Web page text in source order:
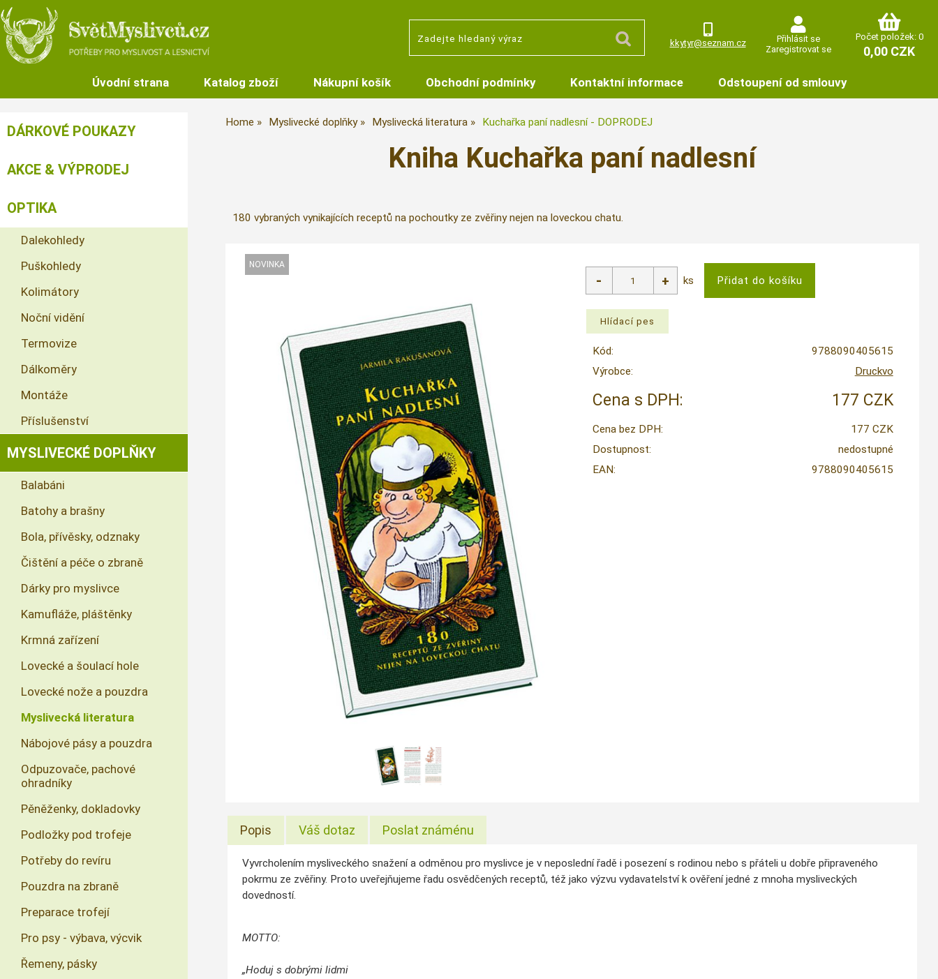
kkytyr@seznam.cz
Přihlásit se
Zaregistrovat se
Počet položek: 0
0,00 CZK
Úvodní strana Katalog zboží Nákupní košík Obchodní podmínky Kontaktní informace Odstoupení od smlouvy
Home Myslivecké doplňky Myslivecká literatura Kuchařka paní nadlesní - DOPRODEJ
Kniha Kuchařka paní nadlesní
180 vybraných vynikajících receptů na pochoutky ze zvěřiny nejen na loveckou chatu.
ks
Kód:
9788090405615
Výrobce:
Druckvo
Cena s DPH: 177 CZK
Cena bez DPH:
177 CZK
Dostupnost:
nedostupné
EAN:
9788090405615
Popis Váš dotaz Poslat známénu
Vyvrcholením mysliveckého snažení a odměnou pro myslivce je v neposlední řadě i posezení s rodinou nebo s přáteli u dobře připraveného
pokrmu ze zvěřiny. Proto uveřejňujeme řadu osvědčených receptů, též jako výzvu vydavatelství k ověření jedné z mnoha mysliveckých
dovedností.
MOTTO:
„Hoduj s dobrými lidmi
DÁRKOVÉ POUKAZY
AKCE & VÝPRODEJ
OPTIKA
Dalekohledy
Puškohledy
Kolimátory
Noční vidění
Termovize
Dálkoměry
Montáže
Příslušenství
MYSLIVECKÉ DOPLŇKY
Balabáni
Batohy a brašny
Bola, přívěsky, odznaky
Čištění a péče o zbraně
Dárky pro myslivce
Kamufláže, pláštěnky
Krmná zařízení
Lovecké a šoulací hole
Lovecké nože a pouzdra
Myslivecká literatura
Nábojové pásy a pouzdra
Odpuzovače, pachové
ohradníky
Pěněženky, dokladovky
Podložky pod trofeje
Potřeby do revíru
Pouzdra na zbraně
Preparace trofejí
Pro psy - výbava, výcvik
Řemeny, pásky